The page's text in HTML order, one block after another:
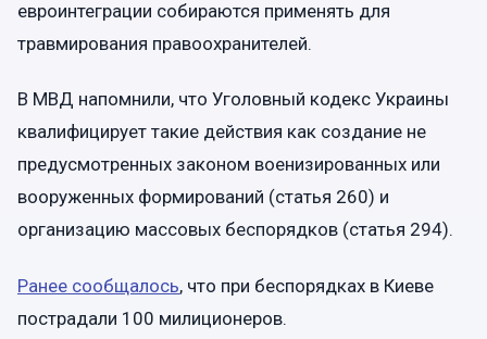
евроинтеграции собираются применять для
травмирования правоохранителей.
В МВД напомнили, что Уголовный кодекс Украины
квалифицирует такие действия как создание не
предусмотренных законом военизированных или
вооруженных формирований (статья 260) и
организацию массовых беспорядков (статья 294).
Ранее сообщалось, что при беспорядках в Киеве
пострадали 100 милиционеров.